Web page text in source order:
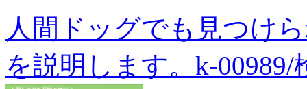
人間ドッグでも見つけ
を説明します。k-